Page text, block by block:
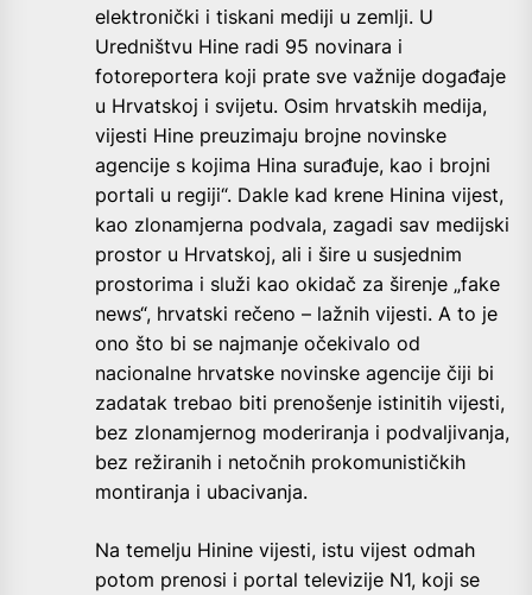
elektronički i tiskani mediji u zemlji. U
Uredništvu Hine radi 95 novinara i
fotoreportera koji prate sve važnije događaje
u Hrvatskoj i svijetu. Osim hrvatskih medija,
vijesti Hine preuzimaju brojne novinske
agencije s kojima Hina surađuje, kao i brojni
portali u regiji“. Dakle kad krene Hinina vijest,
kao zlonamjerna podvala, zagadi sav medijski
prostor u Hrvatskoj, ali i šire u susjednim
prostorima i služi kao okidač za širenje „fake
news“, hrvatski rečeno – lažnih vijesti. A to je
ono što bi se najmanje očekivalo od
nacionalne hrvatske novinske agencije čiji bi
zadatak trebao biti prenošenje istinitih vijesti,
bez zlonamjernog moderiranja i podvaljivanja,
bez režiranih i netočnih prokomunističkih
montiranja i ubacivanja.
Na temelju Hinine vijesti, istu vijest odmah
potom prenosi i portal televizije N1, koji se